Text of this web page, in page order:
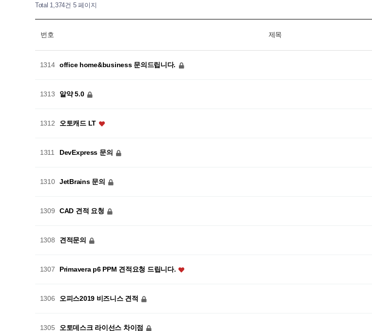
Total 1,374건 5 페이지
번호 제목
1314 office home&business 문의드립니다.
1313 알약 5.0
1312 오토캐드 LT
1311 DevExpress 문의
1310 JetBrains 문의
1309 CAD 견적 요청
1308 견적문의
1307 Primavera p6 PPM 견적요청 드립니다.
1306 오피스2019 비즈니스 견적
1305 오토데스크 라이선스 차이점